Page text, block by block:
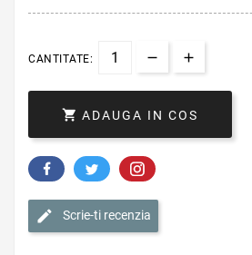
CANTITATE:
 ADAUGA IN COS
Scrie-ti recenzia